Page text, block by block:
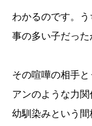
わかるのです。
事の多い子だった
その喧嘩の相手
アンのような力
幼馴染みという